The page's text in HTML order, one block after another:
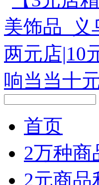
首页
2万种商
2元商品